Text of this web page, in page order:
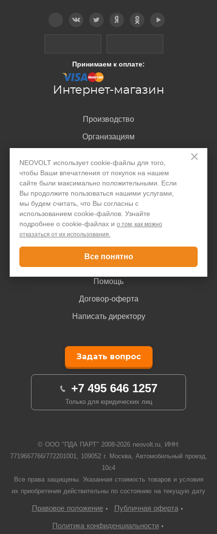
×
NEOVOLT использует cookie-файлы для того,
чтобы Ваши впечатления от покупок на нашем
сайте были максимально положительными. Если
Вы продолжите пользоваться нашими услугами,
мы будем считать, что Вы согласны с
использованием cookie-файлов. Узнайте
подробнее о cookie-файлах и о том, как можно
отказаться от их использования.
Все понятно
Принимаем к оплате:
Интернет-магазин
Производство
Организациям
Блог
Покупателю
Доставка и оплата
Помощь
Договор-оферта
Написать директору
Задать вопрос
+7 495 646 1257
Только для юридических лиц
© ООО "ПДА ПАРТ" 2008-2026neovolt.ru, ИНН:
7719667766/772201001, 109052 г. Москва, Автомобильный проезд,
10с4
Все права защищены. Указанная стоимость товаров и условия
их приобретения действительны по состоянию на текущую дату
Правовое положение• Публичная оферта•
Политика конфиденциальности •